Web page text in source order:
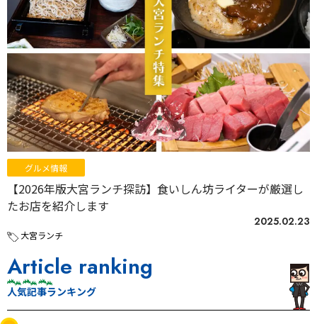
グルメ情報
【2026年版大宮ランチ探訪】食いしん坊ライターが厳選し
たお店を紹介します
2025.02.23
大宮ランチ
Article ranking
人気記事ランキング